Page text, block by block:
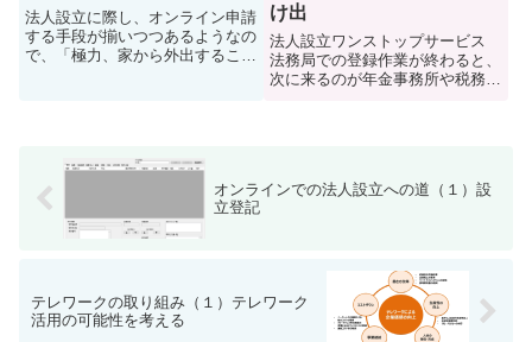
法人設立に際し、オンライン申請
する手段が揃いつつあるようなの
で、「極力、家から外出すること
け出
法人設立ワンストップサービス
法務局での登録作業が終わると、
次に来るのが年金事務所や税務
の...
オンラインでの法人設立への道（１）設
立登記
テレワークの取り組み（１）テレワーク
活用の可能性を考える